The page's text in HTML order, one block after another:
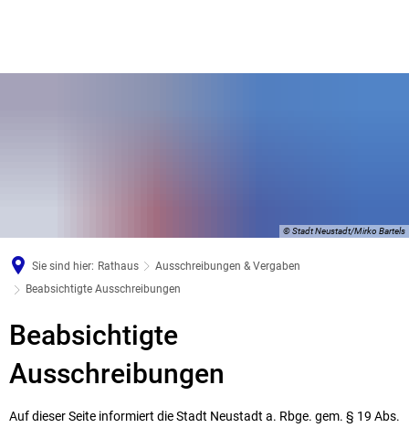
© Stadt Neustadt/Mirko Bartels
Sie sind hier: Rathaus
Ausschreibungen & Vergaben
Beabsichtigte Ausschreibungen
Beabsichtigte
Ausschreibungen
Beabsichtigte
Ausschreibungen
Auf dieser Seite informiert die Stadt Neustadt a. Rbge. gem. § 19 Abs.